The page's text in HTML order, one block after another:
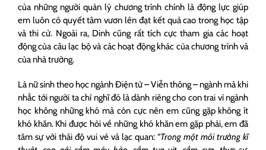
của những người quản lý chương trình chính là động lực giúp
em luôn có quyết tâm vươn lên đạt kết quả cao trong học tập
và thi cử. Ngoài ra, Dinh cũng rất tích cực tham gia các hoạt
động của câu lạc bộ và các hoạt động khác của chương trình và
của nhà trường.
Là nữ sinh theo học ngành Điện tử – Viễn thông – ngành mà khi
nhắc tới người ta chỉ nghĩ đó là dành riêng cho con trai vì ngành
học không những khó mà còn cực nên em cũng gặp không ít
khó khăn. Khi được hỏi về những khó khăn em gặp phải, em đã
tâm sự với thái độ vui vẻ và lạc quan: “Trong một môi trường kĩ